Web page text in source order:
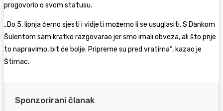
progovorio o svom statusu.
„Do 5. lipnja ćemo sjesti i vidjeti možemo li se usuglasiti. S Dankom
Šulentom sam kratko razgovarao jer smo imali obveza, ali što prije
to napravimo, bit će bolje. Pripreme su pred vratima“, kazao je
Štimac.
Sponzorirani članak